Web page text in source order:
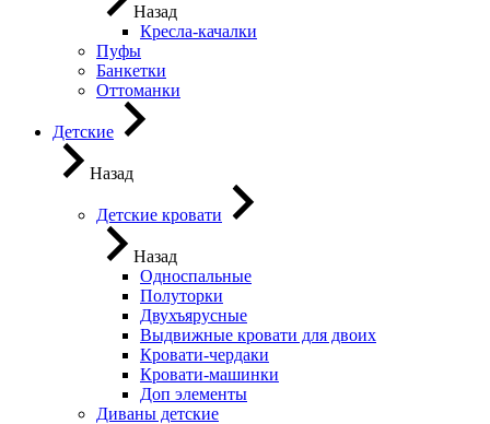
Назад
Кресла-качалки
Пуфы
Банкетки
Оттоманки
Детские
Назад
Детские кровати
Назад
Односпальные
Полуторки
Двухъярусные
Выдвижные кровати для двоих
Кровати-чердаки
Кровати-машинки
Доп элементы
Диваны детские